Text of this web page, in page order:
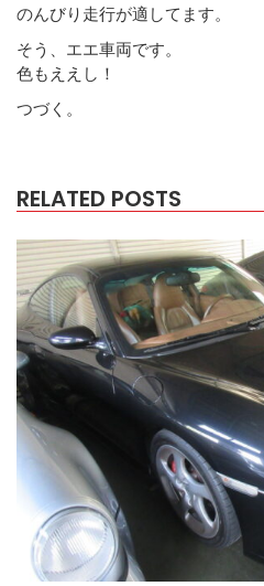
のんびり走行が適してます。
そう、エエ車両です。
色もええし！
つづく。
RELATED POSTS